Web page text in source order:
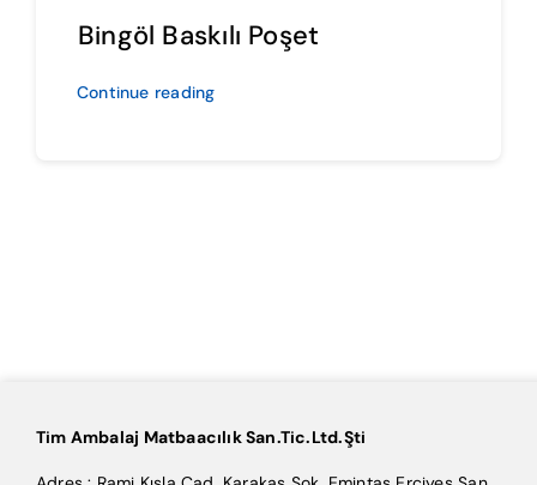
Bingöl Baskılı Poşet
Continue reading
Tim Ambalaj Matbaacılık San.Tic.Ltd.Şti